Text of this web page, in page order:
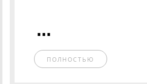
...
ПОЛНОСТЬЮ